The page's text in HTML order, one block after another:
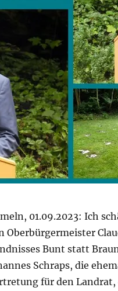
01.09.2023: Ich
Oberbürgermeister
Bunt statt
Schraps, die
für den